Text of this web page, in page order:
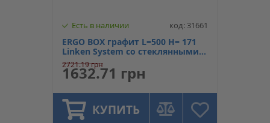
Есть в наличии код: 31661
ERGO BOX графит L=500 H= 171
Linken System со стеклянными
боковинами
2721.19 грн
1632.71 грн
КУПИТЬ